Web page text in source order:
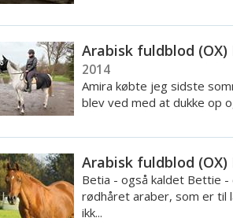
Arabisk fuldblod (OX)
2014
Amira købte jeg sidste
blev ved med at dukke op
Arabisk fuldblod (OX)
Betia - også kaldet Bettie
rødhåret araber, som er til
ikk...